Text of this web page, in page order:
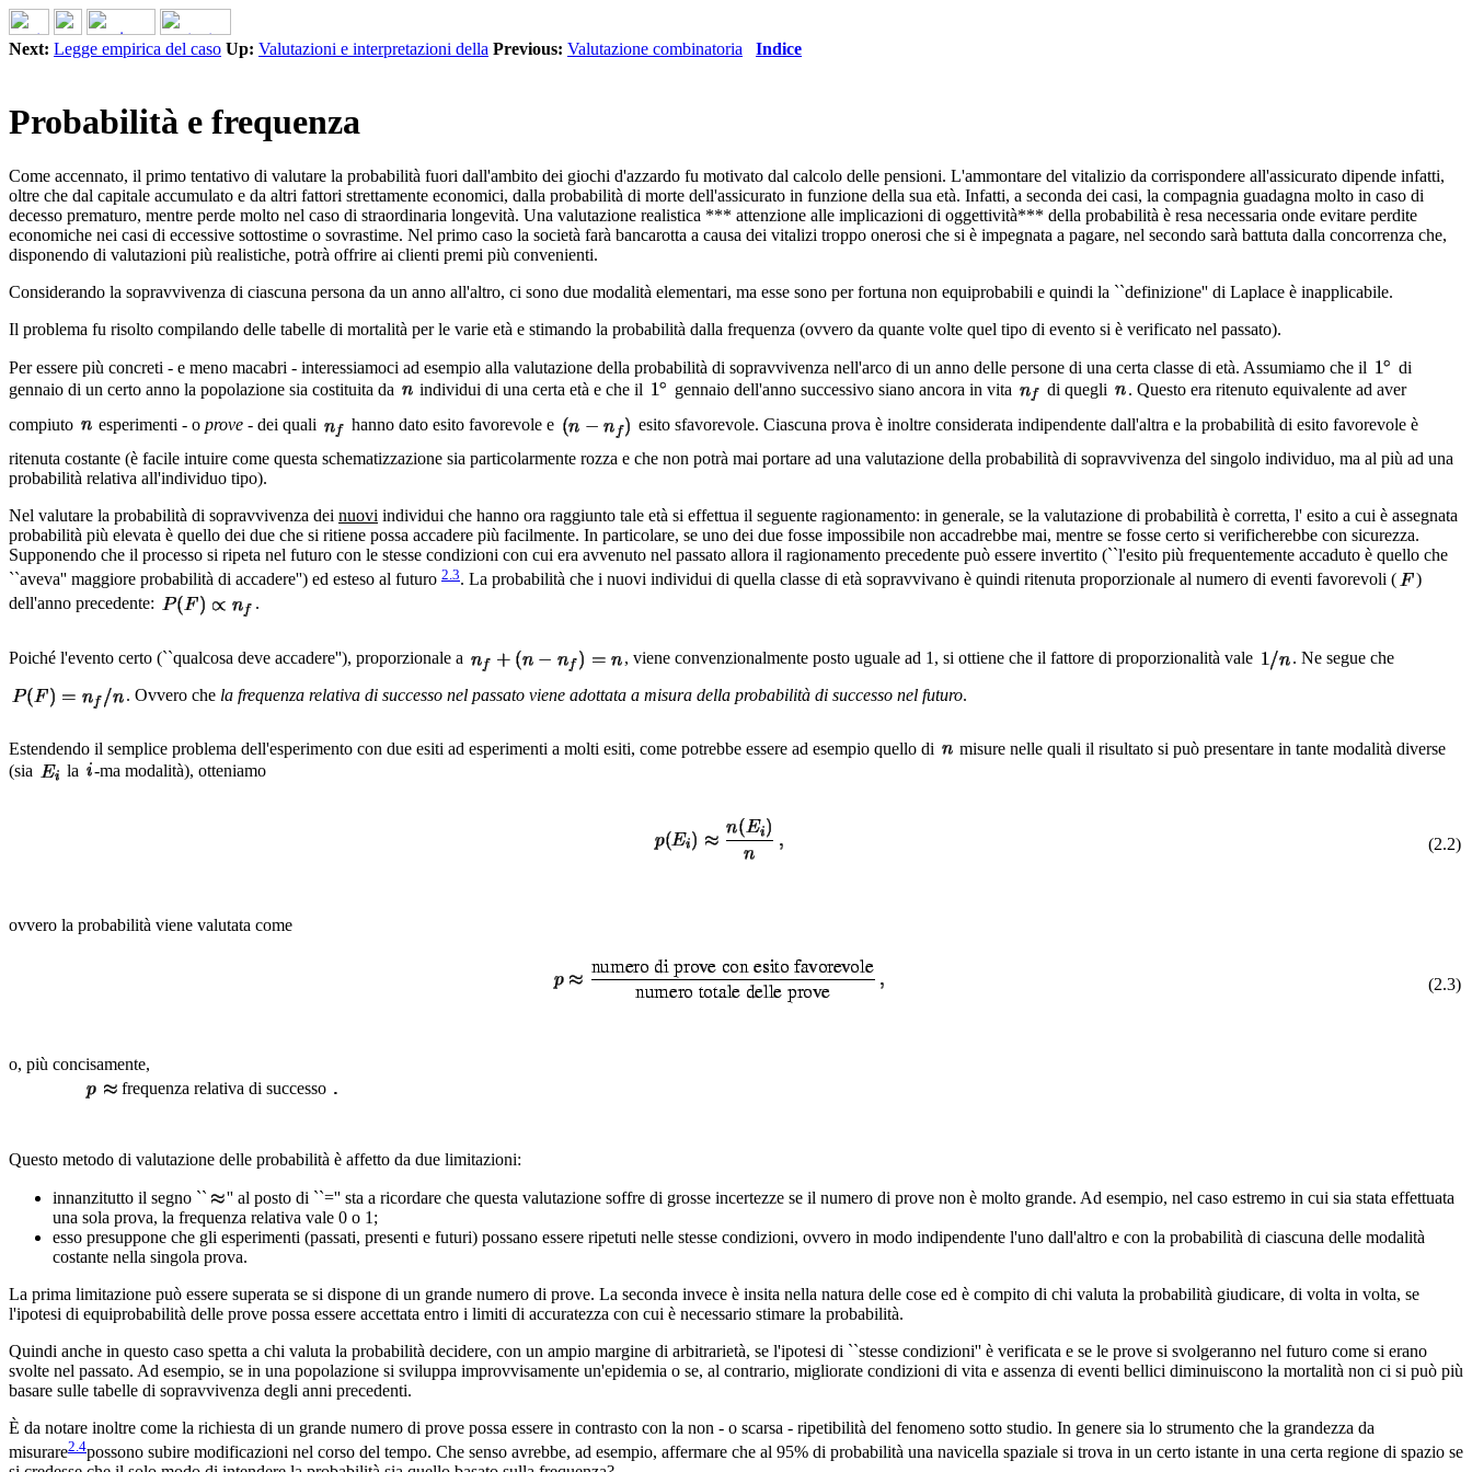
Next: Legge empirica del caso Up: Valutazioni e interpretazioni della Previous: Valutazione combinatoria Indice
Probabilità e frequenza
Come accennato, il primo tentativo di valutare la probabilità fuori dall'ambito dei giochi d'azzardo fu motivato dal calcolo delle pensioni. L'ammontare del vitalizio da corrispondere all'assicurato dipende infatti,
oltre che dal capitale accumulato e da altri fattori strettamente economici, dalla probabilità di morte dell'assicurato in funzione della sua età. Infatti, a seconda dei casi, la compagnia guadagna molto in caso di
decesso prematuro, mentre perde molto nel caso di straordinaria longevità. Una valutazione realistica *** attenzione alle implicazioni di oggettività*** della probabilità è resa necessaria onde evitare perdite
economiche nei casi di eccessive sottostime o sovrastime. Nel primo caso la società farà bancarotta a causa dei vitalizi troppo onerosi che si è impegnata a pagare, nel secondo sarà battuta dalla concorrenza che,
disponendo di valutazioni più realistiche, potrà offrire ai clienti premi più convenienti.
Considerando la sopravvivenza di ciascuna persona da un anno all'altro, ci sono due modalità elementari, ma esse sono per fortuna non equiprobabili e quindi la ``definizione'' di Laplace è inapplicabile.
Il problema fu risolto compilando delle tabelle di mortalità per le varie età e stimando la probabilità dalla frequenza (ovvero da quante volte quel tipo di evento si è verificato nel passato).
Per essere più concreti - e meno macabri - interessiamoci ad esempio alla valutazione della probabilità di sopravvivenza nell'arco di un anno delle persone di una certa classe di età. Assumiamo che il
di
gennaio di un certo anno la popolazione sia costituita da
individui di una certa età e che il gennaio dell'anno successivo siano ancora in vita di quegli
. Questo era ritenuto equivalente ad aver
compiuto
esperimenti - o prove - dei quali hanno dato esito favorevole e
esito sfavorevole. Ciascuna prova è inoltre considerata indipendente dall'altra e la probabilità di esito favorevole è
ritenuta costante (è facile intuire come questa schematizzazione sia particolarmente rozza e che non potrà mai portare ad una valutazione della probabilità di sopravvivenza del singolo individuo, ma al più ad una
probabilità relativa all'individuo tipo).
Nel valutare la probabilità di sopravvivenza dei nuovi individui che hanno ora raggiunto tale età si effettua il seguente ragionamento: in generale, se la valutazione di probabilità è corretta, l' esito a cui è assegnata
probabilità più elevata è quello dei due che si ritiene possa accadere più facilmente. In particolare, se uno dei due fosse impossibile non accadrebbe mai, mentre se fosse certo si verificherebbe con sicurezza.
Supponendo che il processo si ripeta nel futuro con le stesse condizioni con cui era avvenuto nel passato allora il ragionamento precedente può essere invertito (``l'esito più frequentemente accaduto è quello che
``aveva'' maggiore probabilità di accadere'') ed esteso al futuro 2.3. La probabilità che i nuovi individui di quella classe di età sopravvivano è quindi ritenuta proporzionale al numero di eventi favorevoli (
)
dell'anno precedente:
.
Poiché l'evento certo (``qualcosa deve accadere''), proporzionale a , viene convenzionalmente posto uguale ad 1, si ottiene che il fattore di proporzionalità vale
. Ne segue che
. Ovvero che la frequenza relativa di successo nel passato viene adottata a misura della probabilità di successo nel futuro.
Estendendo il semplice problema dell'esperimento con due esiti ad esperimenti a molti esiti, come potrebbe essere ad esempio quello di
misure nelle quali il risultato si può presentare in tante modalità diverse
(sia
la -ma modalità), otteniamo
(2.2)
ovvero la probabilità viene valutata come
(2.3)
o, più concisamente,
frequenza relativa di successo
Questo metodo di valutazione delle probabilità è affetto da due limitazioni:
innanzitutto il segno ``
'' al posto di ``='' sta a ricordare che questa valutazione soffre di grosse incertezze se il numero di prove non è molto grande. Ad esempio, nel caso estremo in cui sia stata effettuata
una sola prova, la frequenza relativa vale 0 o 1;
esso presuppone che gli esperimenti (passati, presenti e futuri) possano essere ripetuti nelle stesse condizioni, ovvero in modo indipendente l'uno dall'altro e con la probabilità di ciascuna delle modalità
costante nella singola prova.
La prima limitazione può essere superata se si dispone di un grande numero di prove. La seconda invece è insita nella natura delle cose ed è compito di chi valuta la probabilità giudicare, di volta in volta, se
l'ipotesi di equiprobabilità delle prove possa essere accettata entro i limiti di accuratezza con cui è necessario stimare la probabilità.
Quindi anche in questo caso spetta a chi valuta la probabilità decidere, con un ampio margine di arbitrarietà, se l'ipotesi di ``stesse condizioni'' è verificata e se le prove si svolgeranno nel futuro come si erano
svolte nel passato. Ad esempio, se in una popolazione si sviluppa improvvisamente un'epidemia o se, al contrario, migliorate condizioni di vita e assenza di eventi bellici diminuiscono la mortalità non ci si può più
basare sulle tabelle di sopravvivenza degli anni precedenti.
È da notare inoltre come la richiesta di un grande numero di prove possa essere in contrasto con la non - o scarsa - ripetibilità del fenomeno sotto studio. In genere sia lo strumento che la grandezza da
misurare2.4possono subire modificazioni nel corso del tempo. Che senso avrebbe, ad esempio, affermare che al 95% di probabilità una navicella spaziale si trova in un certo istante in una certa regione di spazio se